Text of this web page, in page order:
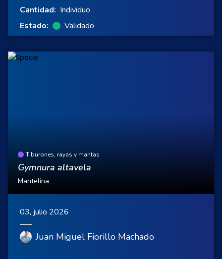
Cantidad: Individuo
Estado:
Validado
Tiburones, rayas y mantas
Gymnura altavela
Mantelina
03, julio 2026
Juan Miguel Fiorillo Machado